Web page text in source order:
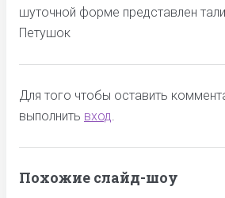
шуточной форме представлен
Петушок
Для того чтобы оставить
выполнить вход.
Похожие слайд-шоу